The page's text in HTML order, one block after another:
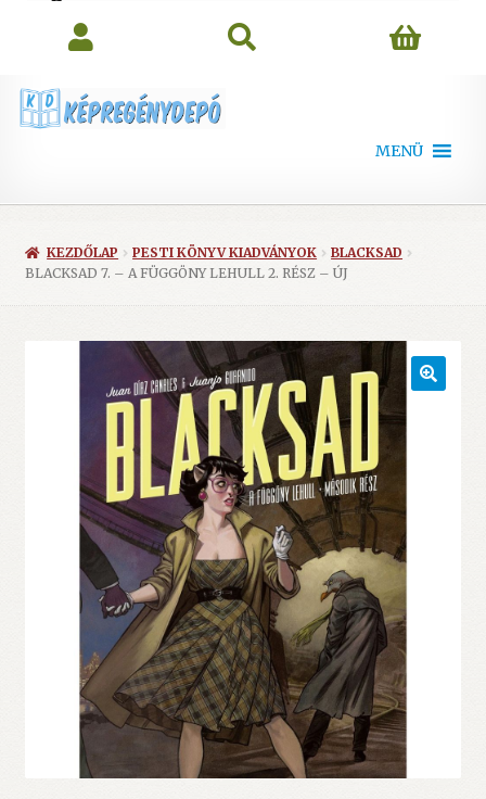
MENÜ
KEZDŐLAP PESTI KÖNYV KIADVÁNYOK
BLACKSAD
BLACKSAD 7. – A FÜGGÖNY LEHULL 2. RÉSZ – ÚJ